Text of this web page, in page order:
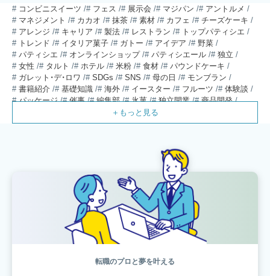
コンビニスイーツ フェス 展示会 マジパン
アントルメ
マネジメント
カカオ 抹茶 素材 カフェ
チーズケーキ
アレンジ
キャリア 製法 レストラン
トップパティシエ
トレンド
イタリア菓子 ガトー アイデア
野菜
パティシエ
オンラインショップ パティシエール
独立
女性
タルト ホテル 米粉 食材
パウンドケーキ
ガレット・デ・ロワ
SDGs SNS 母の日
モンブラン
書籍紹介
基礎知識 海外 イースター フルーツ
体験談
パッケージ
催事 編集部 氷菓 独立開業
商品開発
ブーランジェ
販売促進
コラム パン スタッフ育成
就職活動
インタビュー
コロナ対策
ショコラティエ
ベーカリー 工場 専門学生
海外事情
ワークライフバランス
生菓子 アシェットデセール
フランス オーブン担当 チョコレート
転職のプロと夢を叶える